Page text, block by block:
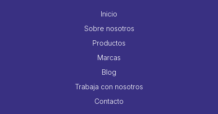
Inicio
Sobre nosotros
Productos
Marcas
Blog
Trabaja con nosotros
Contacto